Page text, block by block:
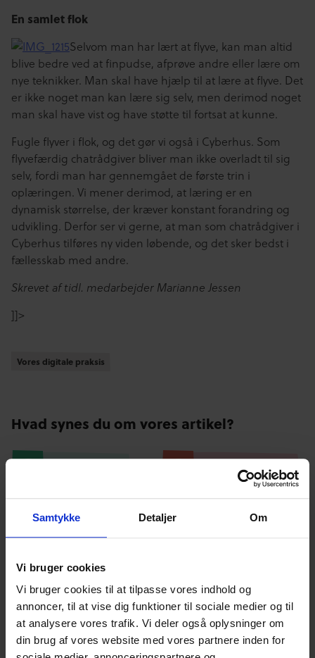
Samtykke Detaljer Om
Vi bruger cookies
Vi bruger cookies til at tilpasse vores indhold og
annoncer, til at vise dig funktioner til sociale medier og til
at analysere vores trafik. Vi deler også oplysninger om
din brug af vores website med vores partnere inden for
En samlet flok
Selvom man har lært at flyve, kan man altid
blive bedre ved at finpudse, afprøve andre eller lære om
nye teknikker. Man skal have hjælp til at lære at flyve. Det
er ikke noget man kan lære sig selv, men derimod noget
man skal have vist og have støtte til fortsat at kunne.
Fugle flyver i flok, og det gør vi også i Cyberhus. Som
flyvefærdig chatrådgiver bliver man ikke overladt til sig
selv, fordi man har gennemgået de første trin i
oplæringen. Vi mener derimod, at læring er en
dynamisk størrelse, der kræver konstant forandring og
udvikling. Derfor ser vi gerne, at man som chatrådgiver i
Cyberhus tilføres ny viden løbende, og det sker bedst i
fællesskab med andre.
Skrevet af tidl. medarbejder Marianne Jessen
]]>
Vores digitale praksis
Vores digitale praksis
Hvad synes du om vores artikel?
Ku’ være bedre
Relaterede
blogindlæg